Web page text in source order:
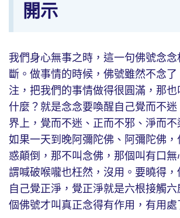
開示
我們身心無事之時，這一句佛號念
斷。做事情的時候，佛號雖然不念
注，把我們的事情做得很圓滿，那
什麼？就是念念要喚醒自己覺而不
界上，覺而不迷、正而不邪、淨而不
如果一天到晚阿彌陀佛、阿彌陀佛
惑顛倒，那不叫念佛，那個叫有口
謂喊破喉嚨也枉然，沒用。要曉得
自己覺正淨，覺正淨就是六根接觸
個佛號才叫真正念得有作用，有用處